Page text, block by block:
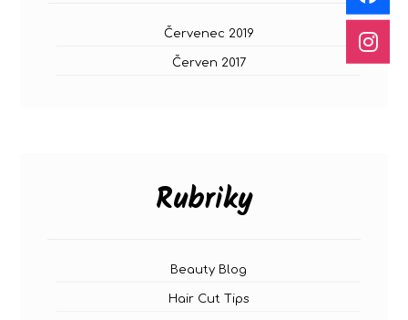
Červenec 2019
Červen 2017
Rubriky
Beauty Blog
Hair Cut Tips